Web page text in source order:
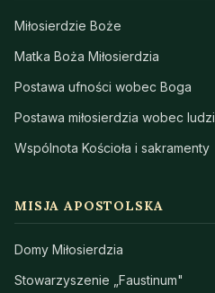
Miłosierdzie Boże
Matka Boża Miłosierdzia
Postawa ufności wobec Boga
Postawa miłosierdzia wobec ludzi
Wspólnota Kościoła i sakramenty
MISJA APOSTOLSKA
Domy Miłosierdzia
Stowarzyszenie „Faustinum"